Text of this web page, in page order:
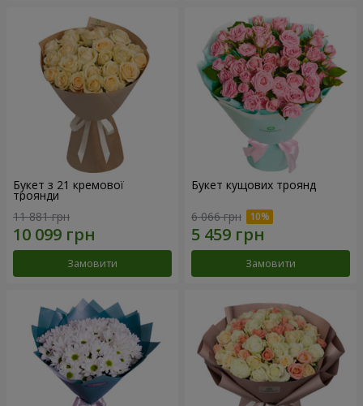
Букет з 21 кремової
троянди
11 881 грн
Замовити
Букет кущових троянд
6 066 грн
Замовити